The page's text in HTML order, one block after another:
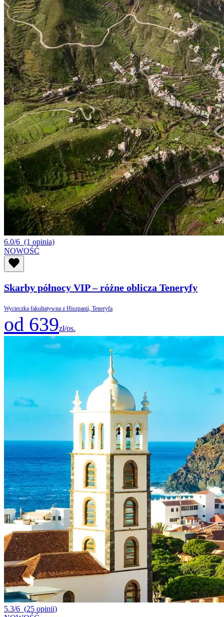
6.0/6 (1 opinia)
NOWOŚĆ
Skarby północy VIP – różne oblicza Teneryfy
Wycieczka fakultatywna z Hiszpanii, Teneryfa
od 639zł/os.
5.3/6 (25 opinii)